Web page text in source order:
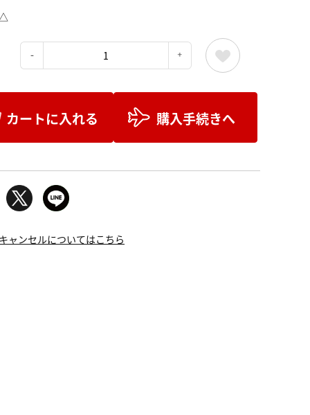
カートに入れる 購入手続きへ
ャンセルについてはこちら